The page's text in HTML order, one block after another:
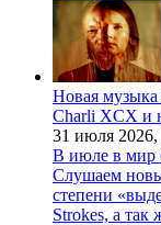
Новая
Charli XCX и
31 июля 2026,
В июле в мир
Слушаем
степени
Strokes, а